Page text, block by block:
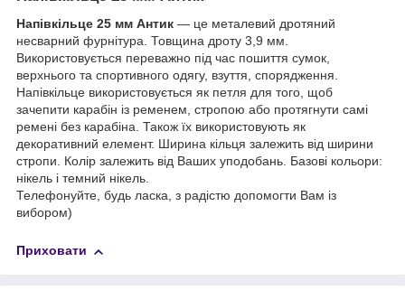
Напівкільце 25 мм Антик — це металевий дротяний
несварний фурнітура. Товщина дроту 3,9 мм.
Використовується переважно під час пошиття сумок,
верхнього та спортивного одягу, взуття, спорядження.
Напівкільце використовується як петля для того, щоб
зачепити карабін із ременем, стропою або протягнути самі
ремені без карабіна. Також їх використовують як
декоративний елемент. Ширина кільця залежить від ширини
стропи. Колір залежить від Ваших уподобань. Базові кольори:
нікель і темний нікель.
Телефонуйте, будь ласка, з радістю допомогти Вам із
вибором)
Приховати